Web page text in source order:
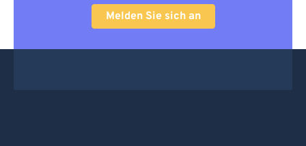
Melden Sie sich an